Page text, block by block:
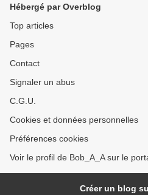
Hébergé par Overblog
Top articles
Pages
Contact
Signaler un abus
C.G.U.
Cookies et données personnelles
Préférences cookies
Voir le profil de Bob_A_A sur le
Créer un blog